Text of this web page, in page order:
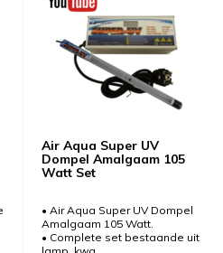
Air Aqua Super UV
Dompel Amalgaam 105
Watt Set
• Air Aqua Super UV Dompel
Amalgaam 105 Watt.
• Complete set bestaande uit